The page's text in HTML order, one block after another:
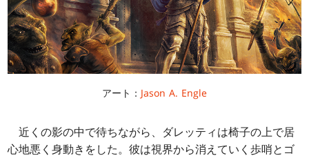
アート： Jason A. Engle
近くの影の中で待ちながら、ダレッティは椅子の上で居
心地悪く身動きをした。彼は視界から消えていく歩哨とゴ